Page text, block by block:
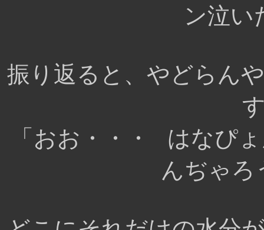
ン泣い
振り返ると、やどらん
「おお・・・ はなぴ
んぢゃろ